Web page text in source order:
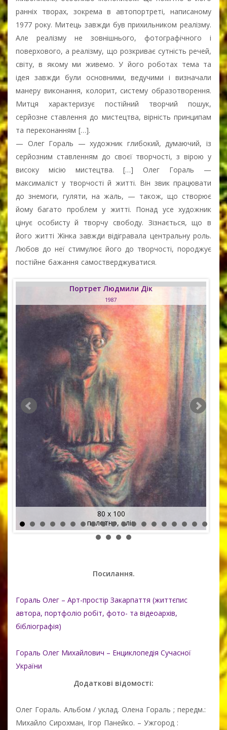
ранніх творах, зокрема в автопортреті, написаному
1977 року. Митець завжди був прихильником реалізму.
Але реалізму не зовнішнього, фотографічного і
поверхового, а реалізму, що розкриває сутність речей,
світу, в якому ми живемо. У його роботах тема та
ідея завжди були основними, ведучими і визначали
манеру виконання, колорит, систему образотворення.
Митця характеризує постійний творчий пошук,
серйозне ставлення до мистецтва, вірність принципам
та переконанням […].
— Олег Гораль — художник глибокий, думаючий, із
серйозним ставленням до своєї творчості, з вірою у
високу місію мистецтва. […] Олег Гораль —
максималіст у творчості й житті. Він звик працювати
до знемоги, гуляти, на жаль, — також, що створює
йому багато проблем у житті. Понад усе художник
цінує особисту й творчу свободу. Зізнається, що в
його житті Жінка завжди відігравала центральну роль.
Любов до неї стимулює його до творчості, породжує
постійне бажання самостверджуватися.
Портрет Людмили Дік
1987
80 x 100
полотно, олія
Посилання.
Гораль Олег – Арт-простір Закарпаття (життєпис
автора, портфоліо робіт, фото- та відеоархів,
бібліографія)
Гораль Олег Михайлович – Енциклопедія Сучасної
України
Додаткові відомості:
Олег Гораль. Альбом / уклад. Олена Гораль ; передм.:
Михайло Сирохман, Ігор Панейко. – Ужгород :